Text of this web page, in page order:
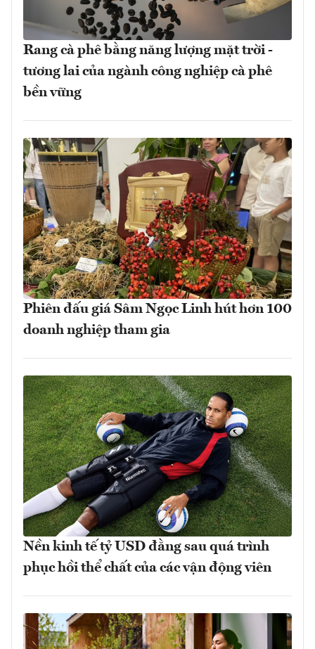
Rang cà phê bằng năng lượng mặt trời -
tương lai của ngành công nghiệp cà phê
bền vững
Phiên đấu giá Sâm Ngọc Linh hút hơn 100
doanh nghiệp tham gia
Nền kinh tế tỷ USD đằng sau quá trình
phục hồi thể chất của các vận động viên